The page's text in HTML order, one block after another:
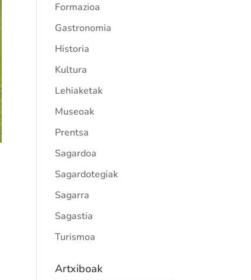
Formazioa
Gastronomia
Historia
Kultura
Lehiaketak
Museoak
Prentsa
Sagardoa
Sagardotegiak
Sagarra
Sagastia
Turismoa
Artxiboak